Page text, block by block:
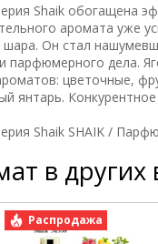
Shaik обогащена
аромата уже
шара. Он стал
парфюмерного дела.
цветочные,
янтарь.
Shaik SHAIK /
в других
Распродажа